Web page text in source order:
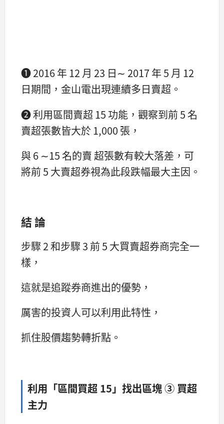
➊ 2016 年 12 月 23 日∼ 2017 年 5 月 12
日期間，金山電出現連續多日賣超。
➋ 利用區間賣超 15 功能，觀察到前 5 名
賣超張數皆大於 1,000 張，
與 6 ∼15 名的賣 超張數有較大落差，可
將前 5 大賣超券視為此段跌幅最大主因。
結 論
步驟 2 和步驟 3 前 5 大買賣超券商完全一
樣，
這就是追蹤券商進出的優勢，
厲害的投資人可以利用此特性，
抓住股價趨勢轉折點。
利用「區間買超 15」找出區塊 ③ 買超
主力